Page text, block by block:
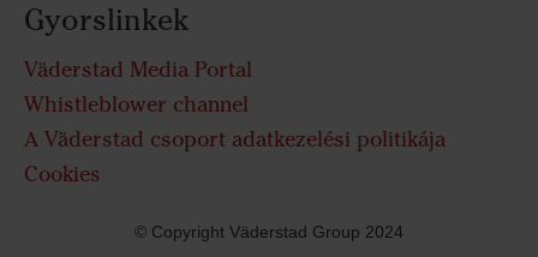
Gyorslinkek
Väderstad Media Portal
Whistleblower channel
A Väderstad csoport adatkezelési politikája
Cookies
© Copyright Väderstad Group 2024